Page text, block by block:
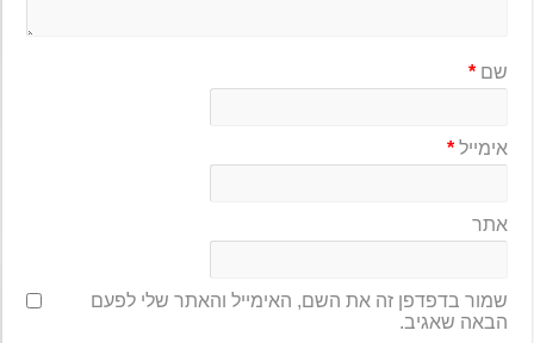
שם*
אימייל*
אתר
שמור בדפדפן זה את השם, האימייל והאתר שלי לפעם
הבאה שאגיב.